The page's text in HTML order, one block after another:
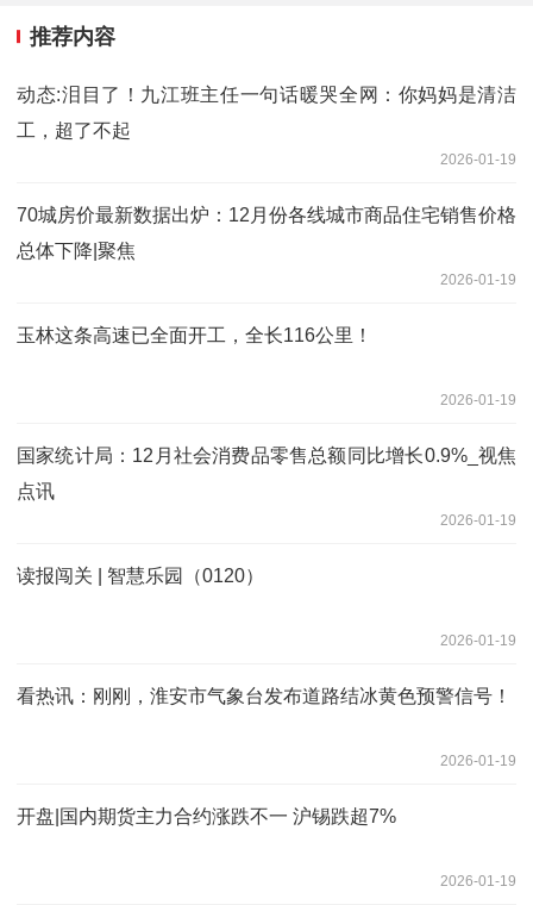
推荐内容
动态:泪目了！九江班主任一句话暖哭全网：你妈妈是清洁
工，超了不起
2026-01-19
70城房价最新数据出炉：12月份各线城市商品住宅销售价格
总体下降|聚焦
2026-01-19
玉林这条高速已全面开工，全长116公里！
2026-01-19
国家统计局：12月社会消费品零售总额同比增长0.9%_视焦
点讯
2026-01-19
读报闯关 | 智慧乐园（0120）
2026-01-19
看热讯：刚刚，淮安市气象台发布道路结冰黄色预警信号！
2026-01-19
开盘|国内期货主力合约涨跌不一 沪锡跌超7%
2026-01-19